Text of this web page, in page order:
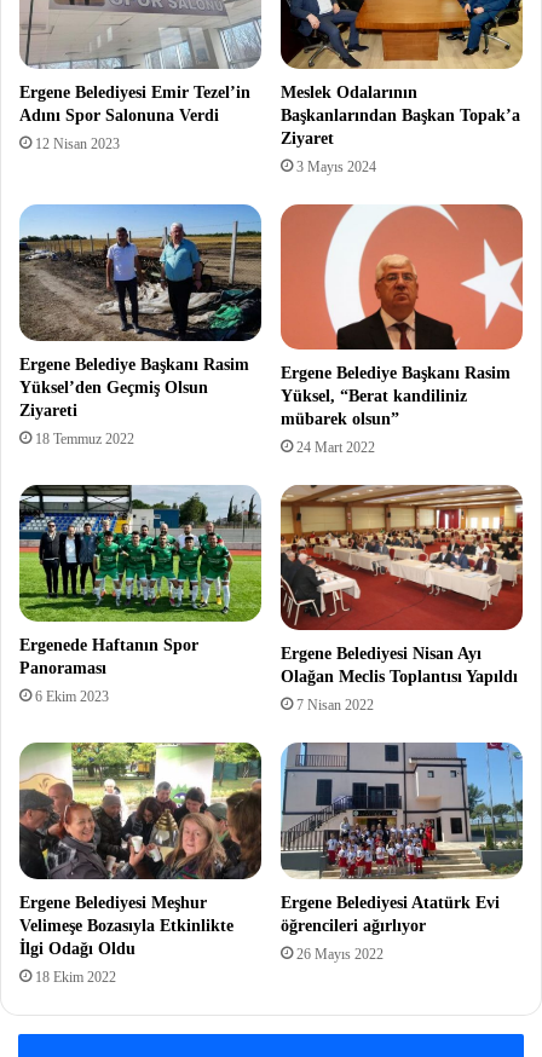
Ergene Belediyesi Emir Tezel’in
Adını Spor Salonuna Verdi
12 Nisan 2023
Meslek Odalarının
Başkanlarından Başkan Topak’a
Ziyaret
3 Mayıs 2024
Ergene Belediye Başkanı Rasim
Yüksel’den Geçmiş Olsun
Ziyareti
18 Temmuz 2022
Ergene Belediye Başkanı Rasim
Yüksel, “Berat kandiliniz
mübarek olsun”
24 Mart 2022
Ergenede Haftanın Spor
Panoraması
6 Ekim 2023
Ergene Belediyesi Nisan Ayı
Olağan Meclis Toplantısı Yapıldı
7 Nisan 2022
Ergene Belediyesi Meşhur
Velimeşe Bozasıyla Etkinlikte
İlgi Odağı Oldu
18 Ekim 2022
Ergene Belediyesi Atatürk Evi
öğrencileri ağırlıyor
26 Mayıs 2022